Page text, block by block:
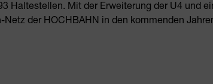
Haltestellen. Mit der Erweiterung der U4 und
der HOCHBAHN in den kommenden